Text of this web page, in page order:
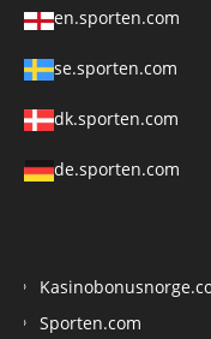
en.sporten.com
se.sporten.com
dk.sporten.com
de.sporten.com
Sporten.com